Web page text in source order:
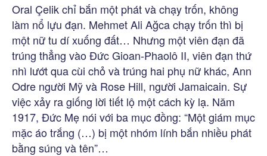
Oral Çelik chỉ bắn một phát và chạy trốn, không
làm nổ lựu đạn. Mehmet Ali Ağca chạy trốn thì bị
một nữ tu dí xuống đất… Nhưng một viên đạn đã
trúng thẳng vào Đức Gioan-Phaolô II, viên đạn thứ
nhì lướt qua cùi chỏ và trúng hai phụ nữ khác, Ann
Odre người Mỹ và Rose Hill, người Jamaicain. Sự
việc xảy ra giống lời tiết lộ một cách kỳ lạ. Năm
1917, Đức Mẹ nói với ba mục đồng: “Một giám mục
mặc áo trắng (…) bị một nhóm lính bắn nhiều phát
bằng súng và tên”…